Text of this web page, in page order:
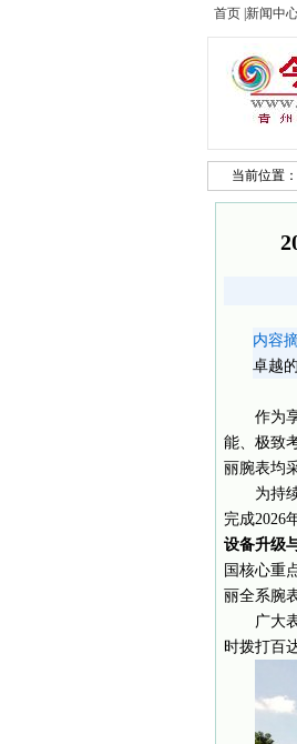
首页 新闻中
当前位置：
内容
卓越
作为
能、极致
丽腕表均
为持
完成2026
设备升级
国核心重
丽全系腕
广大
时拨打百